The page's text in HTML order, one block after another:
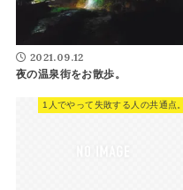
2021.09.12
夜の温泉街をお散歩。
1人でやって失敗する人の共通点。